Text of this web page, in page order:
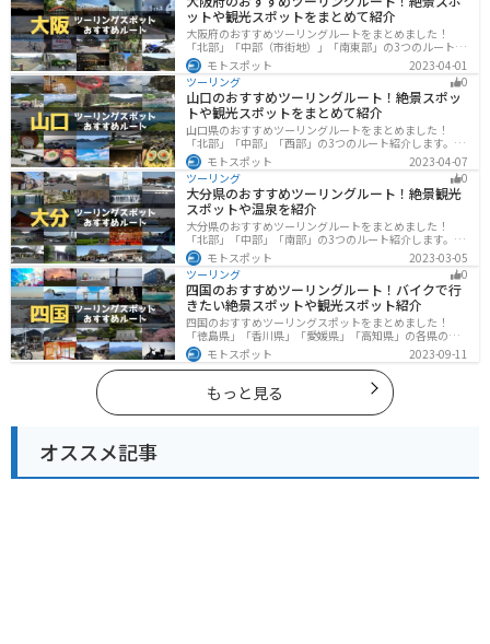
ットや観光スポットをまとめて紹介
大阪府のおすすめツーリングルートをまとめました！
「北部」「中部（市街地）」「南東部」の3つのルート紹
介します。歴史と近代が融合した魅力的なエリアで様々
な楽しみ方ができます。バイクで大阪府にツーリングに
行く際は参考にしてください。
モトスポット
2023-04-01
ツーリング
0
山口のおすすめツーリングルート！絶景スポッ
トや観光スポットをまとめて紹介
山口県のおすすめツーリングルートをまとめました！
「北部」「中部」「西部」の3つのルート紹介します。美
しい海岸線や山々を楽しむことができます。バイクで山
口県にツーリングに行く際は参考にしてください。
モトスポット
2023-04-07
ツーリング
0
大分県のおすすめツーリングルート！絶景観光
スポットや温泉を紹介
大分県のおすすめツーリングルートをまとめました！
「北部」「中部」「南部」の3つのルート紹介します。阿
蘇の雄大な自然を満喫できるスポットや温泉を満喫する
ツーリングができます。バイクで大分県にツーリングに
行く際は参考にしてください。
モトスポット
2023-03-05
ツーリング
0
四国のおすすめツーリングルート！バイクで行
きたい絶景スポットや観光スポット紹介
四国のおすすめツーリングスポットをまとめました！
「徳島県」「香川県」「愛媛県」「高知県」の各県の観
光地紹介します。自然豊かな山々や湖、温泉地が点在
し、四季折々の景色を楽しめるスポットが多数ありま
す。バイクで四国にツーリングに行く際は参考にしてく
ださい。
モトスポット 2023-09-11
もっと見る
オススメ記事